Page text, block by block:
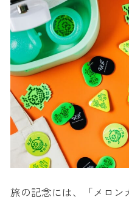
旅の記念には、「メロ